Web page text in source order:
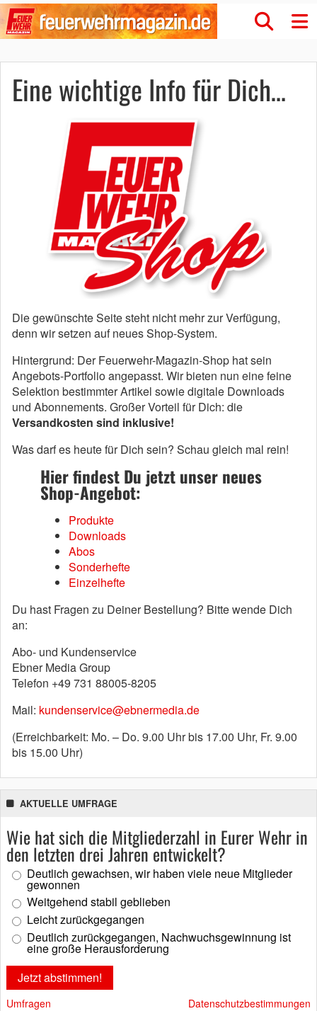
Eine wichtige Info für Dich…
Die gewünschte Seite steht nicht mehr zur Verfügung,
denn wir setzen auf neues Shop-System.
Hintergrund: Der Feuerwehr-Magazin-Shop hat sein
Angebots-Portfolio angepasst. Wir bieten nun eine feine
Selektion bestimmter Artikel sowie digitale Downloads
und Abonnements. Großer Vorteil für Dich: die
Versandkosten sind inklusive!
Was darf es heute für Dich sein? Schau gleich mal rein!
Hier findest Du jetzt unser neues
Shop-Angebot:
Produkte
Downloads
Abos
Sonderhefte
Einzelhefte
Du hast Fragen zu Deiner Bestellung? Bitte wende Dich
an:
Abo- und Kundenservice
Ebner Media Group
Telefon +49 731 88005-8205
Mail: kundenservice@ebnermedia.de
(Erreichbarkeit: Mo. – Do. 9.00 Uhr bis 17.00 Uhr, Fr. 9.00
bis 15.00 Uhr)
AKTUELLE UMFRAGE
Wie hat sich die Mitgliederzahl in Eurer Wehr in
den letzten drei Jahren entwickelt?
Deutlich gewachsen, wir haben viele neue Mitglieder
gewonnen
Weitgehend stabil geblieben
Leicht zurückgegangen
Deutlich zurückgegangen, Nachwuchsgewinnung ist
eine große Herausforderung
Umfragen Datenschutzbestimmungen